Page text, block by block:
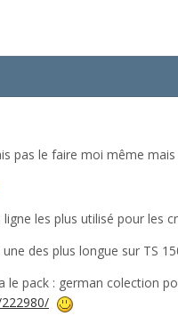
pas le faire moi même mais
les plus utilisé pour les
des plus longue sur TS
pack : german colection